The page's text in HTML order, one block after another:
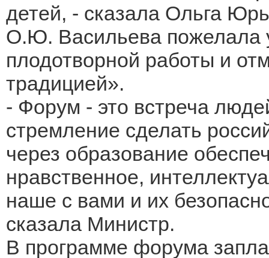
детей, - сказала Ольга
О.Ю. Васильева пожелала
плодотворной работы и
традицией».
- Форум - это встреча
стремление сделать
через образование
нравственное,
наше с вами и их
сказала Министр.
В программе форума